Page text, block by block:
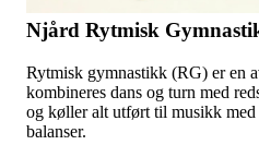
Njård Rytmisk
Rytmisk gymnastikk (RG) er en
kombineres dans og turn med
og køller alt utført til musikk med
balanser.